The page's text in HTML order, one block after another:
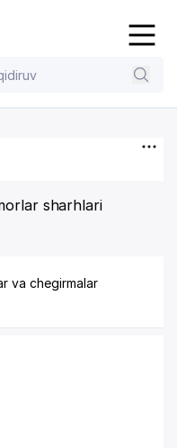
sharhlari
va chegirmalar